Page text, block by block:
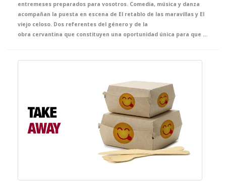
entremeses preparados para vosotros. Comedia, música y danza
acompañan la puesta en escena de El retablo de las maravillas y El
viejo celoso. Dos referentes del género y de la
obra cervantina que constituyen una oportunidad única para que tus alumnos conozcan a nuestro poeta, dramaturgo y escritor más conocido y difundido. Cervantes se pone sus mejores galas para llevaros la mejor clase de literatura al teatro.